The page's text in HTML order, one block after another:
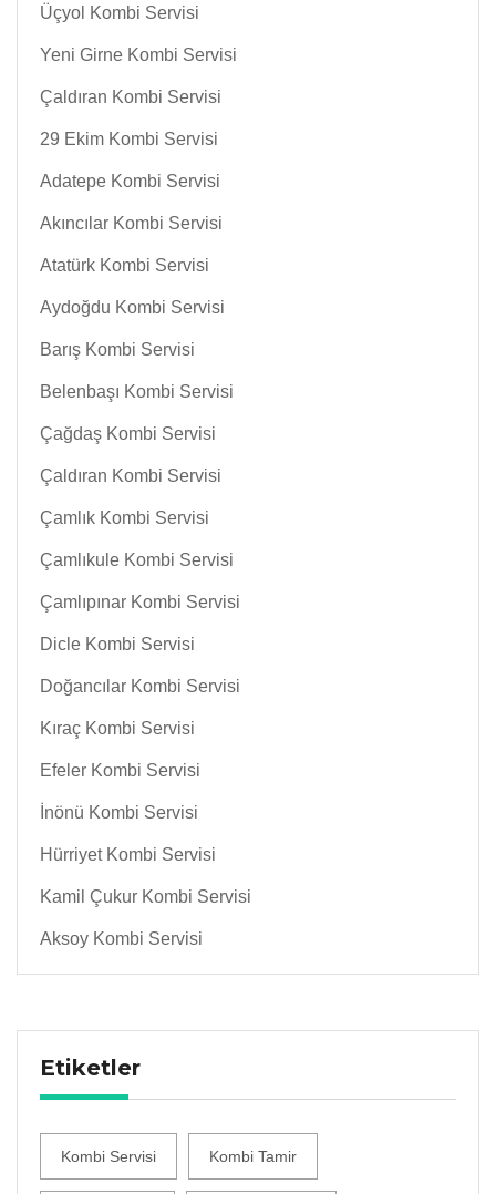
Üçyol Kombi Servisi
Yeni Girne Kombi Servisi
Çaldıran Kombi Servisi
29 Ekim Kombi Servisi
Adatepe Kombi Servisi
Akıncılar Kombi Servisi
Atatürk Kombi Servisi
Aydoğdu Kombi Servisi
Barış Kombi Servisi
Belenbaşı Kombi Servisi
Çağdaş Kombi Servisi
Çaldıran Kombi Servisi
Çamlık Kombi Servisi
Çamlıkule Kombi Servisi
Çamlıpınar Kombi Servisi
Dicle Kombi Servisi
Doğancılar Kombi Servisi
Kıraç Kombi Servisi
Efeler Kombi Servisi
İnönü Kombi Servisi
Hürriyet Kombi Servisi
Kamil Çukur Kombi Servisi
Aksoy Kombi Servisi
Etiketler
Kombi Servisi Kombi Tamir